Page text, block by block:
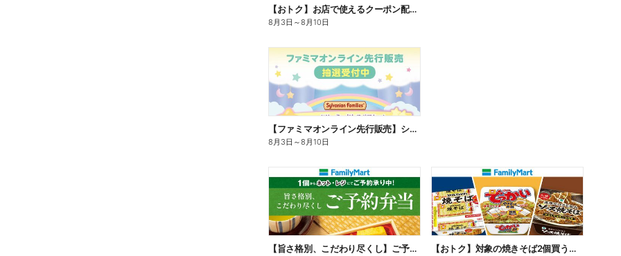
【おトク】お店で使えるクーポン配信中
8月3日 ～8月10日
【ファミマオンライン先行販売】シルバニアファミリー
8月3日 ～8月10日
【旨さ格別、こだわり尽くし】ご予約弁当 【おトク】対象の焼きそば2個買うと100円引き!